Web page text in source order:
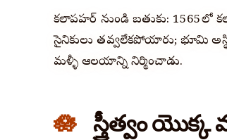
కలాపహర్ నుండి బతుకు:
సైనికులు తవ్వలేకపోయారు; భూమి
మళ్ళీ ఆలయాన్ని నిర్మించాడు.
స్త్రీత్వం యొక్క